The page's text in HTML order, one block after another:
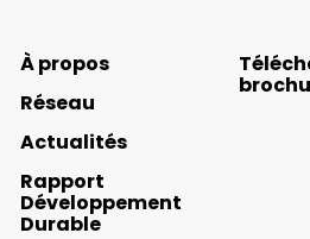
À propos
Réseau
Actualités
Rapport
Développement
Durable